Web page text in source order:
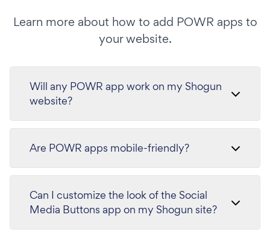
Learn more about how to add POWR apps to
your website.
Will any POWR app work on my Shogun
website?
Are POWR apps mobile-friendly?
Can I customize the look of the Social
Media Buttons app on my Shogun site?